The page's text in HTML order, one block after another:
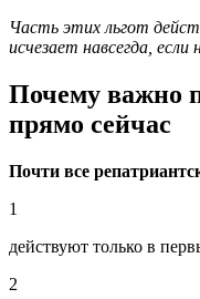
Часть этих льгот
исчезает навсегда, если
Почему важно
прямо сейчас
Почти все
1
действуют только в
2